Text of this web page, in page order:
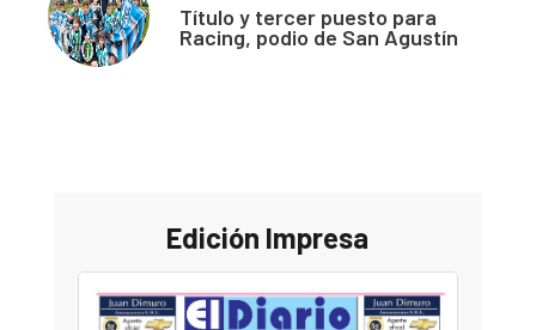
Título y tercer puesto para
Racing, podio de San Agustín
Edición Impresa